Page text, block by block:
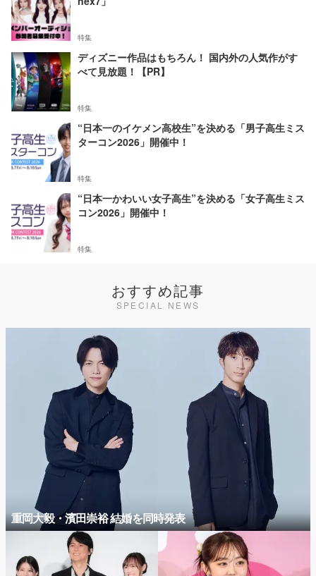
特集
ディズニー作品はもちろん！ 国内外の人気作がす
べて見放題！【PR】
特集
“日本一のイケメン高校生”を決める「男子高生ミス
ターコン2026」開催中！
特集
“日本一かわいい女子高生”を決める「女子高生ミス
コン2026」開催中！
特集
おすすめ記事
SPECIAL NEWS
重岡大毅・濱田崇裕 結婚を同時発表